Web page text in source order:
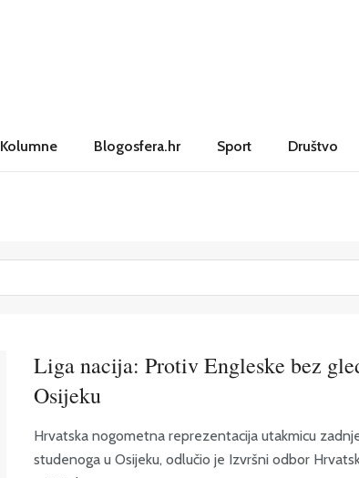
Kolumne Blogosfera.hr Sport Društvo
Liga nacija: Protiv Engleske bez
Osijeku
Hrvatska nogometna reprezentacija utakmicu
studenoga u Osijeku, odlučio je Izvršni odbor